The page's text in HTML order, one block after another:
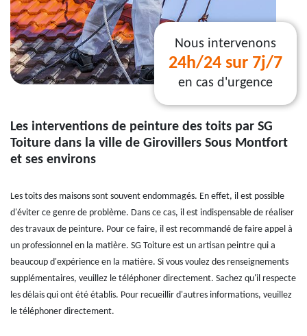
Nous intervenons
24h/24 sur 7j/7
en cas d'urgence
Les interventions de peinture des toits par SG
Toiture dans la ville de Girovillers Sous Montfort
et ses environs
Les toits des maisons sont souvent endommagés. En effet, il est possible
d'éviter ce genre de problème. Dans ce cas, il est indispensable de réaliser
des travaux de peinture. Pour ce faire, il est recommandé de faire appel à
un professionnel en la matière. SG Toiture est un artisan peintre qui a
beaucoup d'expérience en la matière. Si vous voulez des renseignements
supplémentaires, veuillez le téléphoner directement. Sachez qu'il respecte
les délais qui ont été établis. Pour recueillir d'autres informations, veuillez
le téléphoner directement.